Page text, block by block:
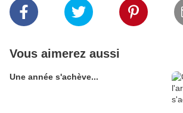
Vous aimerez aussi
Une année s'achève...